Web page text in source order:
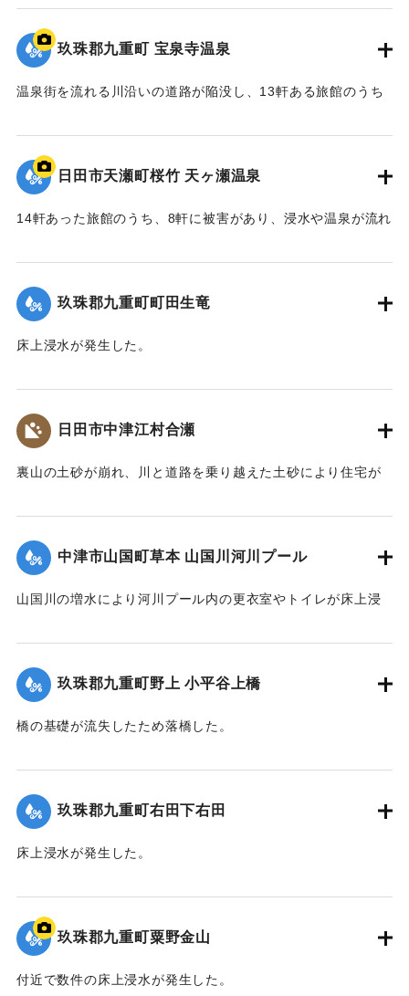
2020/7/6｜固有コード:01215075
玖珠郡九重町 宝泉寺温泉
温泉街を流れる川沿いの道路が陥没し、13軒ある旅館のうち
2020/7/6｜固有コード:
日田市天瀬町桜竹 天ヶ瀬温泉
14軒あった旅館のうち、8軒に被害があり、浸水や温泉が流れ
た。
｜固有コード:01215073
玖珠郡九重町町田生竜
床上浸水が発生した。
2020/7/6｜固有コード:01215069
日田市中津江村合瀬
裏山の土砂が崩れ、川と道路を乗り越えた土砂により住宅が
中津市山国町草本 山国川河川プール
山国川の増水により河川プール内の更衣室やトイレが床上浸
害が出た。
2020/7/6｜固有コード:01215071
玖珠郡九重町野上 小平谷上橋
橋の基礎が流失したため落橋した。
2020/7/6｜固有コード:01215072
玖珠郡九重町右田下右田
床上浸水が発生した。
2020/7/6｜固有コード:01215065
玖珠郡九重町粟野金山
付近で数件の床上浸水が発生した。